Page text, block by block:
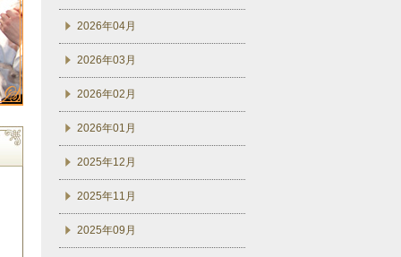
2026年04月
2026年03月
2026年02月
2026年01月
2025年12月
2025年11月
2025年09月